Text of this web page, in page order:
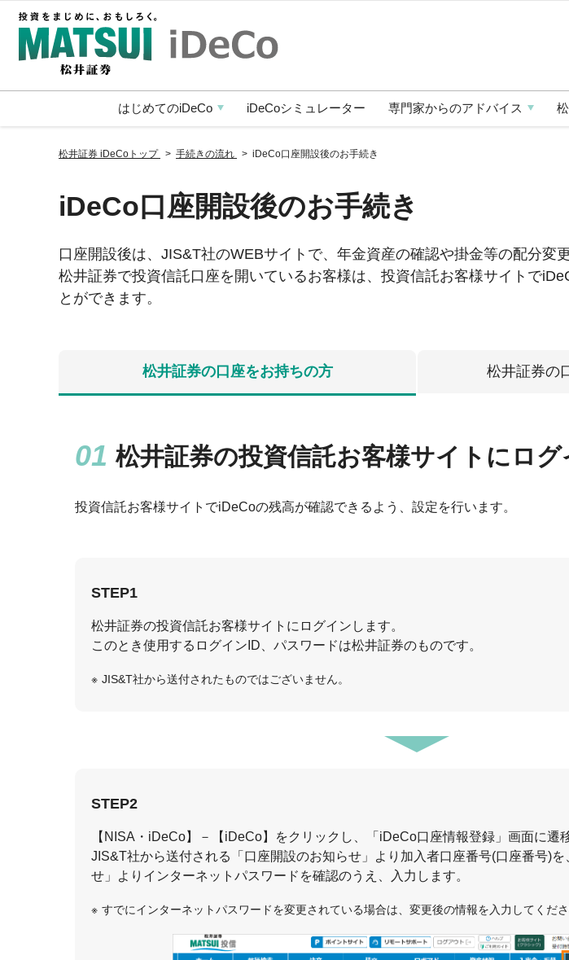
はじめてのiDeCo iDeCoシミュレーター 専門家からのアドバイス
松井証券 iDeCoトップ 手続きの流れ iDeCo口座開設後のお手続き
iDeCo口座開設後のお手続き
口座開設後は、JIS&T社のWEBサイトで、年金資産の確認や掛金等の配分変
松井証券で投資信託口座を開いているお客様は、投資信託お客様サイトで
とができます。
松井証券の口座をお持ちの方 松井証券の
松井証券の投資信託お客様サイトにログ
投資信託お客様サイトでiDeCoの残高が確認できるよう、設定を行います。
STEP1
松井証券の投資信託お客様サイトにログインします。
このとき使用するログインID、パスワードは松井証券のものです。
JIS&T社から送付されたものではございません。
STEP2
【NISA・iDeCo】－【iDeCo】をクリックし、「iDeCo口座情報登録」画面に遷
JIS&T社から送付される「口座開設のお知らせ」より加入者口座番号(口座番号)
せ」よりインターネットパスワードを確認のうえ、入力します。
すでにインターネットパスワードを変更されている場合は、変更後の情報を入力してくださ